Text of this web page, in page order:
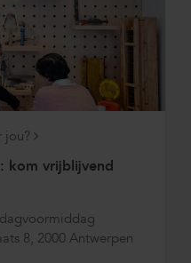
jou?
kom vrijblijvend
8, 2000 Antwerpen